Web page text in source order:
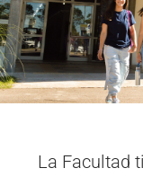
La Facultad